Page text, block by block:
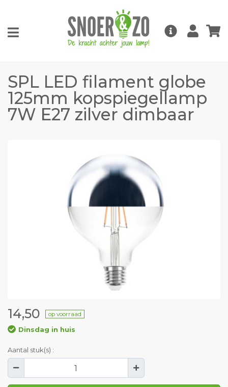
SPL LED filament globe
125mm kopspiegellamp
7W E27 zilver dimbaar
14,50 op voorraad
Dinsdag in huis
Aantal stuk(s) :